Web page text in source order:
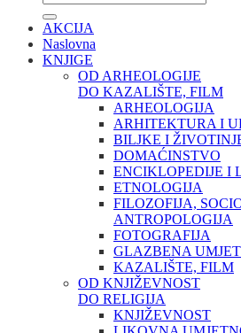
AKCIJA
Naslovna
KNJIGE
OD ARHEOLOGIJE
DO KAZALIŠTE, FILM
ARHEOLOGIJA
ARHITEKTURA I
BILJKE I
DOMAĆINSTVO
ENCIKLOPEDIJE I
ETNOLOGIJA
FILOZOFIJA,
ANTROPOLOGIJA
FOTOGRAFIJA
GLAZBENA
KAZALIŠTE, FILM
OD KNJIŽEVNOST
DO RELIGIJA
KNJIŽEVNOST